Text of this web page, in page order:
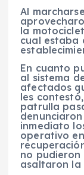
Al
la
cual estaba
En cuanto
al sistema
afectados
les
patrulla
inmediato
operativo
no pudieron
asaltaron la